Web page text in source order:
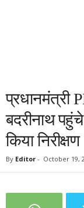
प्रधानमंत्री
बदरीनाथ
किया निरीक्षण
By Editor - October 19,